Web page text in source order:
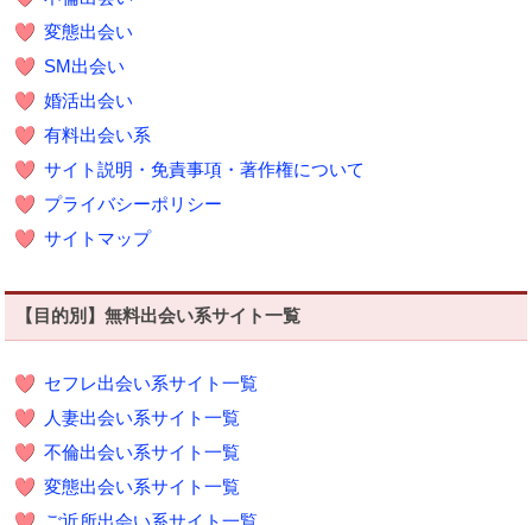
変態出会い
SM出会い
婚活出会い
有料出会い系
サイト説明・免責事項・著作権について
プライバシーポリシー
サイトマップ
【目的別】無料出会い系サイト一覧
セフレ出会い系サイト一覧
人妻出会い系サイト一覧
不倫出会い系サイト一覧
変態出会い系サイト一覧
ご近所出会い系サイト一覧